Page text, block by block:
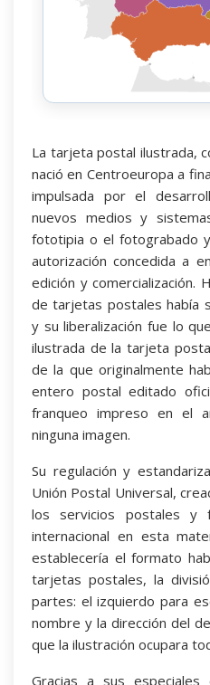
La tarjeta postal ilustrada,
nació en Centroeuropa a
impulsada por el
nuevos medios y
fototipia o el fotograbado
autorización concedida a
edición y comercialización.
de tarjetas postales había
y su liberalización fue lo
ilustrada de la tarjeta
de la que originalmente
entero postal editado
franqueo impreso en el
ninguna imagen.
Su regulación y
Unión Postal Universal,
los servicios postales y
internacional en esta
establecería el formato
tarjetas postales, la
partes: el izquierdo para
nombre y la dirección del
que la ilustración ocupara
Gracias a sus especiales